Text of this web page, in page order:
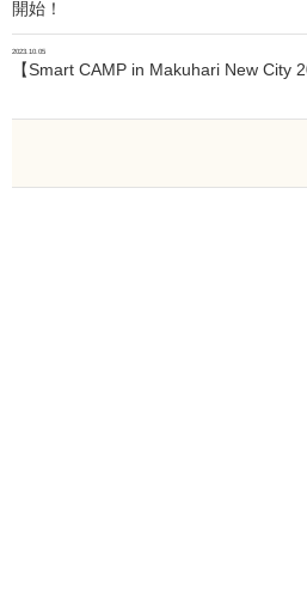
開始！
2023.10.05
【Smart CAMP in Makuhari New City